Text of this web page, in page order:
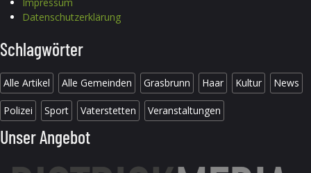
Datenschutzerklärung
Schlagwörter
Alle Artikel Alle Gemeinden Grasbrunn Haar Kultur News
Polizei Sport Vaterstetten Veranstaltungen
Unser Angebot